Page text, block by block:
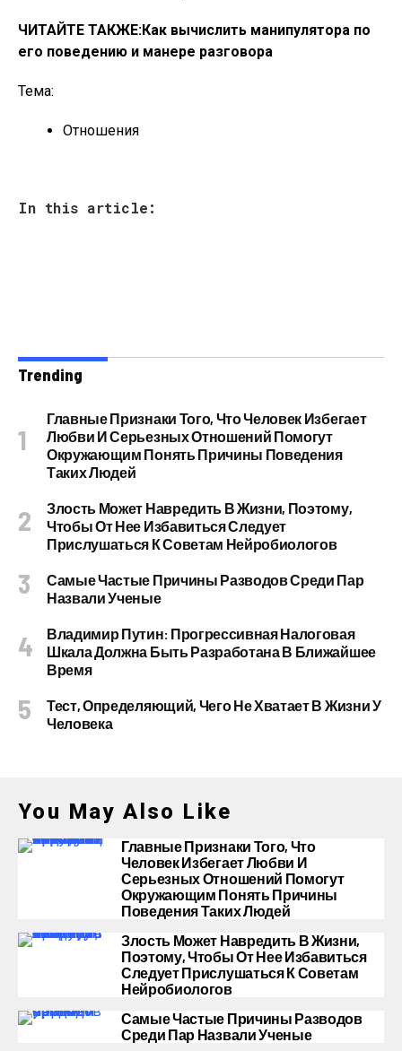
ЧИТАЙТЕ ТАКЖЕ:Как вычислить манипулятора по
его поведению и манере разговора
Тема:
Отношения
In this article:
Trending
Главные Признаки Того, Что Человек Избегает
Любви И Серьезных Отношений Помогут
Окружающим Понять Причины Поведения
Таких Людей
Злость Может Навредить В Жизни, Поэтому,
Чтобы От Нее Избавиться Следует
Прислушаться К Советам Нейробиологов
Самые Частые Причины Разводов Среди Пар
Назвали Ученые
Владимир Путин: Прогрессивная Налоговая
Шкала Должна Быть Разработана В Ближайшее
Время
Тест, Определяющий, Чего Не Хватает В Жизни У
Человека
You May Also Like
Главные Признаки Того, Что
Человек Избегает Любви И
Серьезных Отношений Помогут
Окружающим Понять Причины
Поведения Таких Людей
Злость Может Навредить В Жизни,
Поэтому, Чтобы От Нее Избавиться
Следует Прислушаться К Советам
Нейробиологов
Самые Частые Причины Разводов
Среди Пар Назвали Ученые